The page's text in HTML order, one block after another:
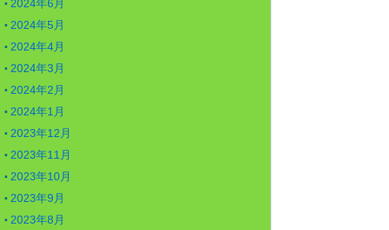
2024年6月
2024年5月
2024年4月
2024年3月
2024年2月
2024年1月
2023年12月
2023年11月
2023年10月
2023年9月
2023年8月